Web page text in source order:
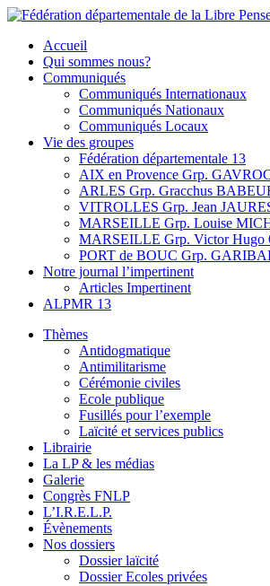
Skip
content
Fédération départementale de la Libre Pensee
Membre de la fédération Nationale de la Libre
Accueil
Qui sommes nous?
Communiqués
Communiqués Internationaux
Communiqués Nationaux
Communiqués Locaux
Vie des groupes
Fédération départementale 13
AIX en Provence Grp.
ARLES Grp. Gracchus
VITROLLES Grp. Jean
MARSEILLE Grp. Louise
MARSEILLE Grp. Victor Hugo
PORT de BOUC Grp.
Notre journal l’impertinent
Articles Impertinent
ALPMR 13
Thèmes
Antidogmatique
Antimilitarisme
Cérémonie civiles
Ecole publique
Fusillés pour l’exemple
Laïcité et services publics
Librairie
La LP & les médias
Galerie
Congrès FNLP
L’I.R.E.L.P.
Évènements
Nos dossiers
Dossier laïcité
Dossier Ecoles privées